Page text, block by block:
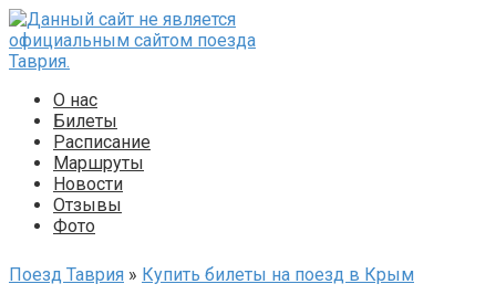
Перейти
к
контенту
О нас
Билеты
Расписание
Маршруты
Новости
Отзывы
Фото
Поезд Таврия » Купить билеты на поезд в Крым